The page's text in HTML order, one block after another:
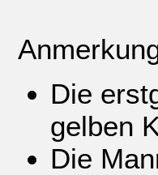
Die
gelben
Die